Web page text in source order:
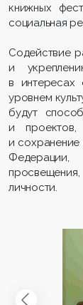
книжных
социальная
Содействие
и
в интересах
уровнем
будут
и проектов,
и
Федерации,
личности.